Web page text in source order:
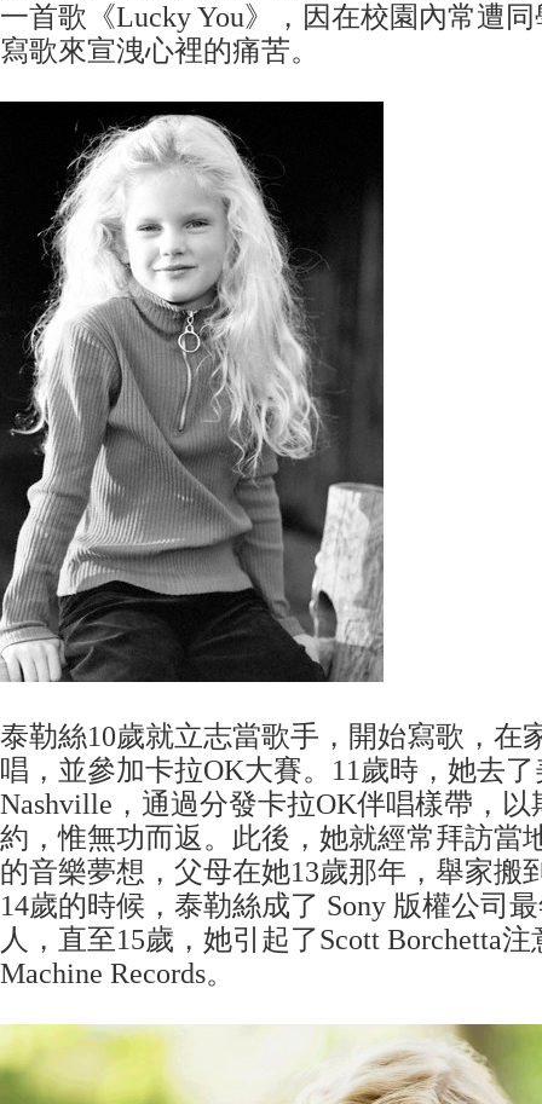
一首歌《Lucky You》，因在校園內常遭
寫歌來宣洩心裡的痛苦。
泰勒絲10歲就立志當歌手，開始寫歌，在
唱，並參加卡拉OK大賽。11歲時，她去
Nashville，通過分發卡拉OK伴唱樣帶，
約，惟無功而返。此後，她就經常拜訪當
的音樂夢想，父母在她13歲那年，舉家搬
14歲的時候，泰勒絲成了 Sony 版權公司
人，直至15歲，她引起了Scott Borchetta
Machine Records。